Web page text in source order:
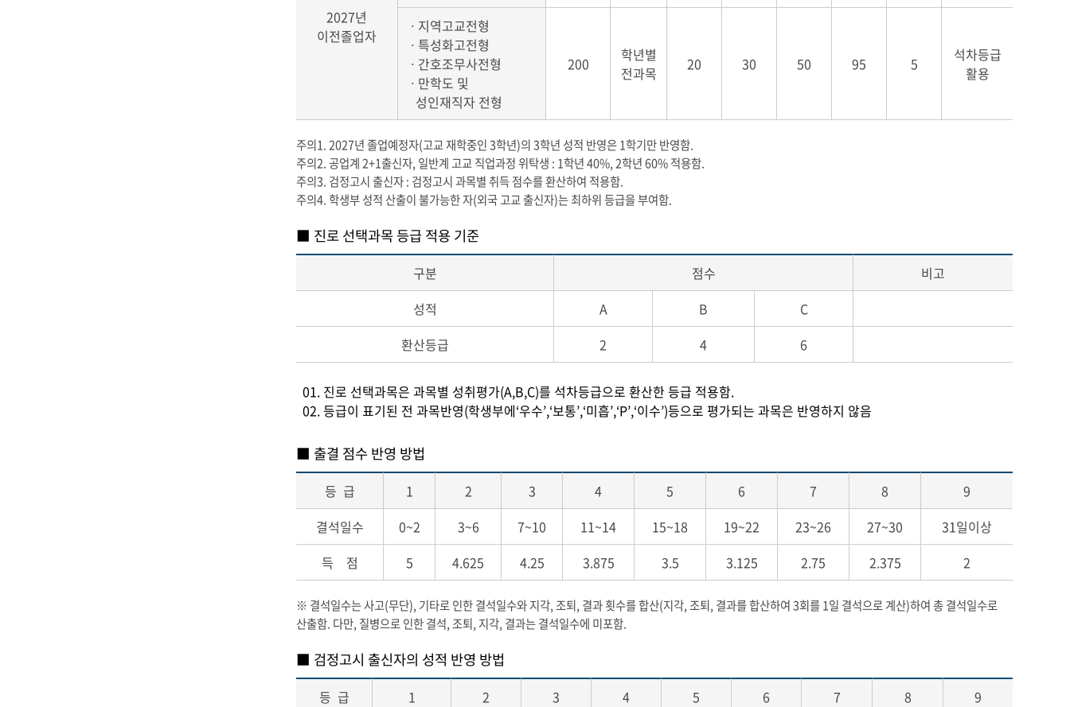
2027년
이전졸업자
ㆍ지역고교전형
ㆍ특성화고전형
ㆍ간호조무사전형
ㆍ만학도 및
성인재직자 전형
200
학년별
전과목
20 30 50 95 5
석차등급
활용
주의1. 2027년 졸업예정자(고교 재학중인 3학년)의 3학년 성적 반영은 1학기만 반영함.
주의2. 공업계 2+1출신자, 일반계 고교 직업과정 위탁생 : 1학년 40%, 2학년 60% 적용함.
주의3. 검정고시 출신자 : 검정고시 과목별 취득 점수를 환산하여 적용함.
주의4. 학생부 성적 산출이 불가능한 자(외국 고교 출신자)는 최하위 등급을 부여함.
■ 진로 선택과목 등급 적용 기준
구분 점수
비고
성적
A B
C
환산등급
2 4 6
01. 진로 선택과목은 과목별 성취평가(A,B,C)를 석차등급으로 환산한 등급 적용함.
02. 등급이 표기된 전 과목반영(학생부에‘우수’,‘보통’,‘미흡’,‘P’,‘이수’)등으로 평가되는 과목은 반영하지 않음
■ 출결 점수 반영 방법
등 급 1 2 3 4 5 6 7 8
9
결석일수
0~2 3~6 7~10 11~14 15~18 19~22 23~26 27~30
31일이상
득 점
5 4.625 4.25 3.875 3.5 3.125 2.75 2.375 2
※ 결석일수는 사고(무단), 기타로 인한 결석일수와 지각, 조퇴, 결과 횟수를 합산(지각, 조퇴, 결과를 합산하여 3회를 1일 결석으로 계산)하여 총 결석일수로
산출함. 다만, 질병으로 인한 결석, 조퇴, 지각, 결과는 결석일수에 미포함.
■ 검정고시 출신자의 성적 반영 방법
등 급 1 2 3 4 5 6 7 8
9